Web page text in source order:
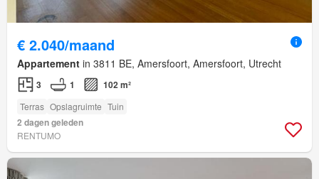
€ 2.040/maand
Appartement in 3811 BE, Amersfoort, Amersfoort, Utrecht
3 1 102 m²
Terras Opslagruimte Tuin
2 dagen geleden
RENTUMO